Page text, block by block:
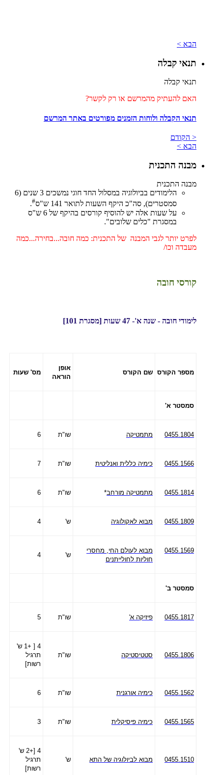
הבא >
תנאי קבלה
תנאי קבלה
האם להעתיק מהמרשם או רק לקשר?
תנאי הקבלה ולוחות הזמנים מפורטים באתר המרשם
< הקודם
הבא >
מבנה התכנית
מבנה התכנית
הלימודים בביולוגיה במסלול החד חוגי נמשכים 3 שנים (6
סמסטרים), סה"כ היקף השעות לתואר 141 ש"ס
#
.
על שעות אלה יש להוסיף קורסים בהיקף של 6 ש"ס
במסגרת "כלים שלובים".
לפרט יותר לגבי המבנה של התכנית: כמה חובה...בחירה...כמה
מעבדה וכו/
קורסי חובה
לימודי חובה - שנה א'- 47 שעות [מסגרת 101]
מס' שעות
אופן
הוראה
שם הקורס מספר הקורס
סמסטר א'
6 שו"ת מתמטיקה 0455.1804
7 שו"ת כימיה כללית ואנליטית 0455.1566
6 שו"ת מתמטיקה מורחב* 0455.1814
4 ש' מבוא לאקולוגיה 0455.1809
4 ש'
מבוא לעולם החי, מחסרי
חוליות לחולייתנים
0455.1569
סמסטר ב'
5 שו"ת פיזיקה א' 0455.1817
4 [ +1 ש'
תרגיל
רשות]
שו"ת סטטיסטיקה 0455.1806
6 שו"ת כימיה אורגנית 0455.1562
3 שו"ת כימיה פיסיקלית 0455.1565
4 [+2 ש'
תרגיל
רשות]
ש' מבוא לביולוגיה של התא 0455.1510